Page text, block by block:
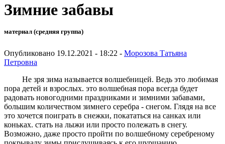
Зимние забавы
материал (средняя группа)
Опубликовано 19.12.2021 - 18:22 - Морозова Татьяна
Петровна
Не зря зима называется волшебницей. Ведь это любимая
пора детей и взрослых. это волшебная пора всегда будет
радовать новогодними праздниками и зимними забавами,
большим количеством зимнего серебра - снегом. Глядя на все
это хочется поиграть в снежки, покататься на санках или
коньках. стать на лыжи или просто полежать в снегу.
Возможно, даже просто пройти по волшебному серебреному